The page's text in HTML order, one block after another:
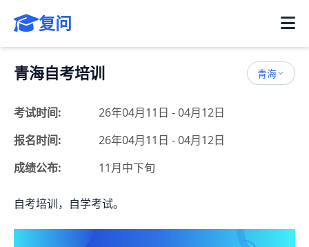
复问
青海自考培训 青海
考试时间:
26年04月11日 - 04月12日
报名时间:
26年04月11日 - 04月12日
成绩公布:
11月中下旬
自考培训，自学考试。